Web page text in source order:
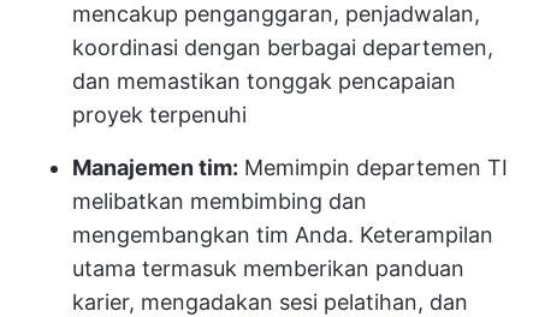
mencakup penganggaran, penjadwalan,
koordinasi dengan berbagai departemen,
dan memastikan tonggak pencapaian
proyek terpenuhi
Manajemen tim: Memimpin departemen TI
melibatkan membimbing dan
mengembangkan tim Anda. Keterampilan
utama termasuk memberikan panduan
karier, mengadakan sesi pelatihan, dan